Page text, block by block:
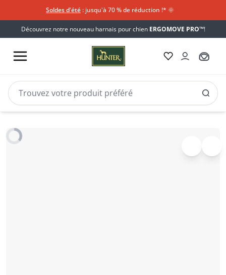
Soldes d'été : jusqu'à 70 % de réduction !*​ 🌞
Découvrez notre nouveau harnais pour chien ERGOMOVE PRO™!